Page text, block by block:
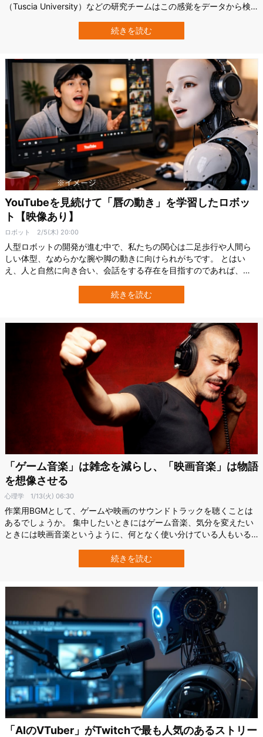
（Tuscia University）などの研究チームはこの感覚をデータから検
分析。 近年の曲が、単純化され、反復的になっていることを明らか
にしたのです。 論文は2026年4月23日付の科学誌『Scientific R…
続きを読む
YouTubeを見続けて「唇の動き」を学習したロボッ
ト【映像あり】
ロボット 2/5(木) 20:00
人型ロボットの開発が進む中で、私たちの関心は二足歩行や人間ら
しい体型、なめらかな腕や脚の動きに向けられがちです。 とはい
え、人と自然に向き合い、会話をする存在を目指すのであれば、
題に真正面から取り組んだのが、アメリカ・コロンビア大学
（Columbia University）の研究チームです。 研究者たちは、人間の
続きを読む
「ゲーム音楽」は雑念を減らし、「映画音楽」は物語
を想像させる
心理学 1/13(火) 06:30
作業用BGMとして、ゲームや映画のサウンドトラックを聴くことは
あるでしょうか。 集中したいときにはゲーム音楽、気分を変えたい
ときには映画音楽というように、何となく使い分けている人もいる
考パターンという点では心理学的な裏付けがある可能性が示されま
した。 イギリスのダラム大学（Durham University）の研究チーム
続きを読む
「AIのVTuber」がTwitchで最も人気のあるストリー